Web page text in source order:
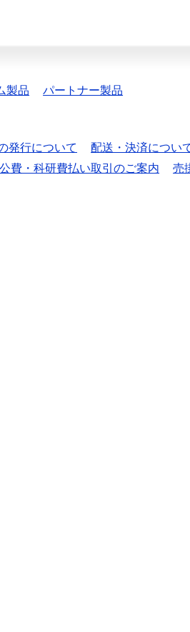
製品 パートナー製品
発行について 配送・決済につい
費・科研費払い取引のご案内 売